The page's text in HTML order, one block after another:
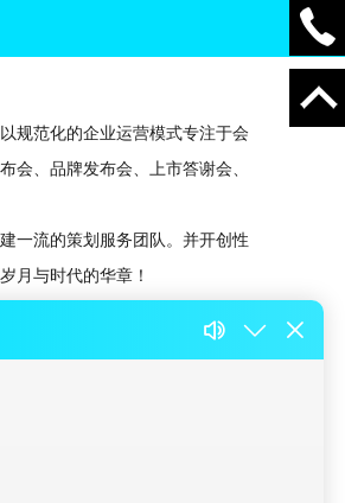
规范化的企业运营模式专注于会
会、品牌发布会、上市答谢会、
一流的策划服务团队。并开创性
月与时代的华章！
在，独具匠心的策划团队是会
行等。
执行、品牌跟踪与评估等。品
牌为核心价值统帅一切营销活动，